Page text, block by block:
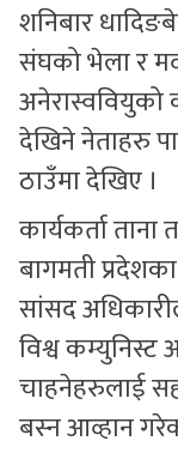
शनिबार
संघको भेला र
अनेरास्ववियुको
देखिने नेताहरु
ठाउँमा देखिए ।
कार्यकर्ता
बागमती
सांसद
विश्व कम्युनिस्ट
चाहनेहरुलाई
बस्न आव्हान